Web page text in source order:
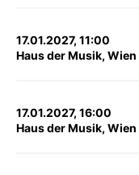
17.01.2027, 11:00
Haus der Musik, Wien
17.01.2027, 16:00
Haus der Musik, Wien